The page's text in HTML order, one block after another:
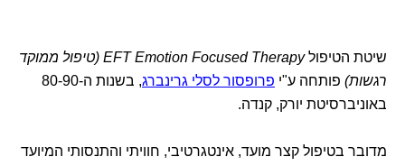
שיטת הטיפול
EFT Emotion Focused Therapy (טיפול ממוקד
רגשות) פותחה ע"י פרופסור לסלי גרינברג
, בשנות ה-80-90
באוניברסיטת יורק, קנדה.
מדובר בטיפול קצר מועד, אינטגרטיבי, חוויתי והתנסותי המיועד